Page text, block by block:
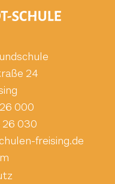
24
000
26 030
gp.tairaterkes